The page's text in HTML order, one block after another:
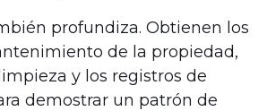
profundiza. Obtienen los
de la propiedad,
y los registros de
demostrar un patrón de